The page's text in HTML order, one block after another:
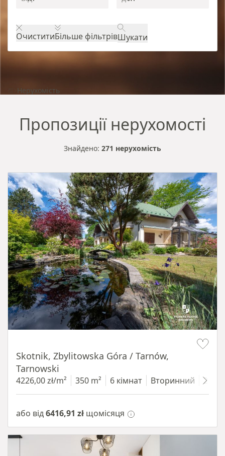
ОчиститиБільше фільтрівШукати
Нерухомість
Пропозиції нерухомості
Знайдено: 271 нерухомість
Skotnik, Zbylitowska Góra / Tarnów,
Tarnowski
4226,00 zł/m² 350 m² 6 кімнат Вторинний 2200
або від6416,91 zł щомісяця